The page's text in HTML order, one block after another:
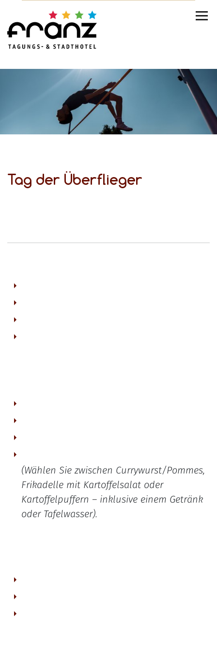
Tag der Überflieger
(Wählen Sie zwischen Currywurst/Pommes,
Frikadelle mit Kartoffelsalat oder
Kartoffelpuffern – inklusive einem Getränk
oder Tafelwasser).